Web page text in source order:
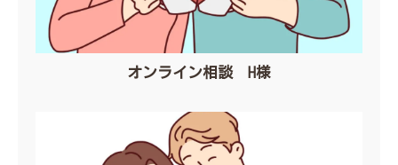
オンライン相談 H様